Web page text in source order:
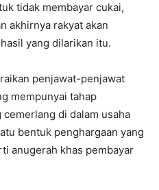
tidak membayar cukai,
akhirnya rakyat akan
yang dilarikan itu.
penjawat-penjawat
mempunyai tahap
di dalam usaha
bentuk penghargaan yang
anugerah khas pembayar